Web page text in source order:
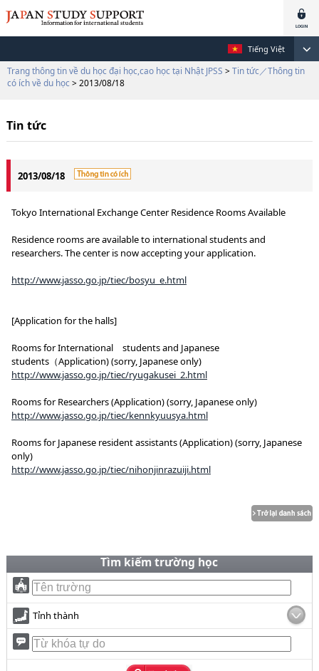
Tiếng Việt
Trang thông tin về du học đại học,cao học tại Nhật JPSS > Tin tức／Thông tin
có ích về du học > 2013/08/18
Tin tức
2013/08/18
Tokyo International Exchange Center Residence Rooms Available
Residence rooms are available to international students and
researchers. The center is now accepting your application.
http://www.jasso.go.jp/tiec/bosyu_e.html
[Application for the halls]
Rooms for International students and Japanese
students（Application) (sorry, Japanese only)
http://www.jasso.go.jp/tiec/ryugakusei_2.html
Rooms for Researchers (Application) (sorry, Japanese only)
http://www.jasso.go.jp/tiec/kennkyuusya.html
Rooms for Japanese resident assistants (Application) (sorry, Japanese
only)
http://www.jasso.go.jp/tiec/nihonjinrazuiji.html
Tìm kiếm trường học
Tỉnh thành